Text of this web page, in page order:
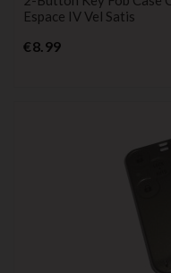
Espace IV Vel Satis
€8.99Price